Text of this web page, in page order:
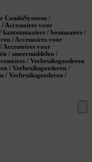
CombiSysteem /
Accessoires voor
/ bosmaaiers /
/ Accessoires voor
Accessoires voor
/ smeermiddelen /
/ Verbruiksgoederen
/ Verbruiksgoederen /
/ Verbruiksgoederen /